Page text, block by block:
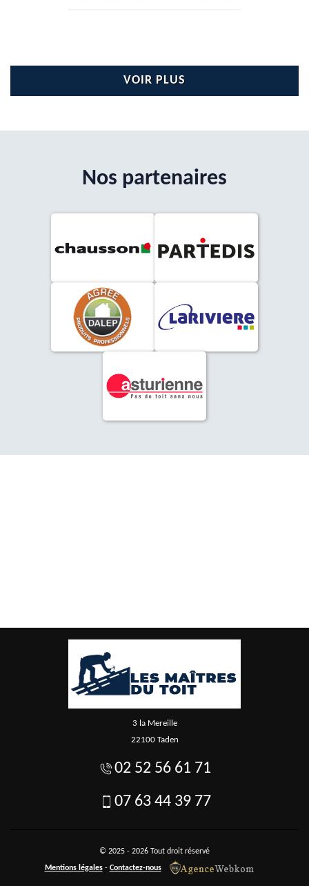
VOIR PLUS
Nos partenaires
3 la Mereille
22100 Taden
02 52 56 61 71
07 63 44 39 77
© 2025 - 2026 Tout droit réservé
Mentions légales- Contactez-nous